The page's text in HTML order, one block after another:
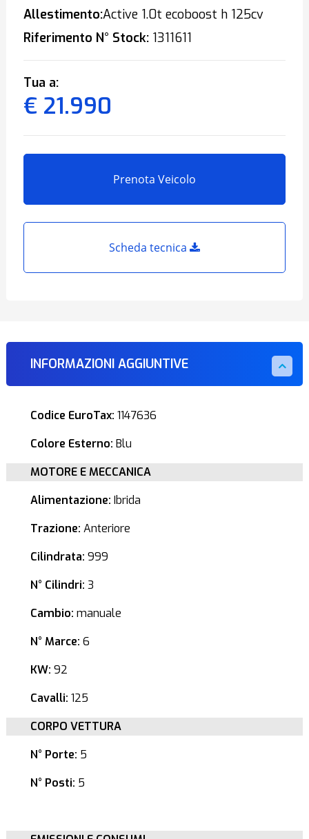
Allestimento:Active 1.0t ecoboost h 125cv
Riferimento N° Stock:1311611
Tua a:
€ 21.990
Prenota Veicolo
Scheda tecnica
INFORMAZIONI AGGIUNTIVE
Codice EuroTax: 1147636
Colore Esterno: Blu
MOTORE E MECCANICA
Alimentazione: Ibrida
Trazione: Anteriore
Cilindrata: 999
N° Cilindri: 3
Cambio: manuale
N° Marce: 6
KW: 92
Cavalli: 125
CORPO VETTURA
N° Porte: 5
N° Posti: 5